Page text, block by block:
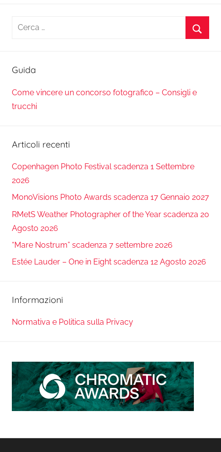
Ricerca
Guida
Come vincere un concorso fotografico – Consigli e
trucchi
Articoli recenti
Copenhagen Photo Festival scadenza 1 Settembre
2026
MonoVisions Photo Awards scadenza 17 Gennaio 2027
RMetS Weather Photographer of the Year scadenza 20
Agosto 2026
“Mare Nostrum” scadenza 7 settembre 2026
Estée Lauder – One in Eight scadenza 12 Agosto 2026
Informazioni
Normativa e Politica sulla Privacy